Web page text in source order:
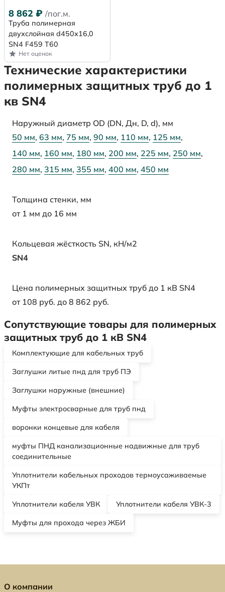
8 862 ₽ /пог.м.
Труба полимерная
двухслойная d450х16,0
SN4 F459 Т60
Нет оценок
Технические характеристики
полимерных защитных труб до 1
кв SN4
Наружный диаметр OD (DN, Дн, D, d), мм
50 мм, 63 мм, 75 мм, 90 мм, 110 мм, 125 мм,
140 мм, 160 мм, 180 мм, 200 мм, 225 мм, 250 мм,
280 мм, 315 мм, 355 мм, 400 мм, 450 мм
Толщина стенки, мм
от 1 мм до 16 мм
Кольцевая жёсткость SN, кН/м2
SN4
Цена полимерных защитных труб до 1 кВ SN4
от 108 руб. до 8 862 руб.
Сопутствующие товары для полимерных
защитных труб до 1 кВ SN4
Комплектующие для кабельных труб
Заглушки литые пнд для труб ПЭ
Заглушки наружные (внешние)
Муфты электросварные для труб пнд
воронки концевые для кабеля
муфты ПНД канализационные надвижные для труб
соединительные
Уплотнители кабельных проходов термоусаживаемые
УКПт
Уплотнители кабеля УВК Уплотнители кабеля УВК-3
Муфты для прохода через ЖБИ
О компании